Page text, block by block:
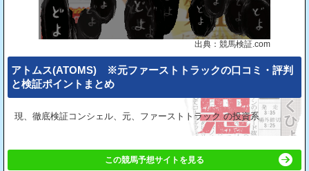
出典：競馬検証.com
アトムス(ATOMS) ※元ファーストトラックの⼝コミ・評判
と検証ポイントまとめ
現、徹底検証コンシェル、元、ファーストトラック の投資系
この競馬予想サイトを見る